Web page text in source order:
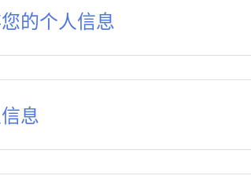
的个人信息
息